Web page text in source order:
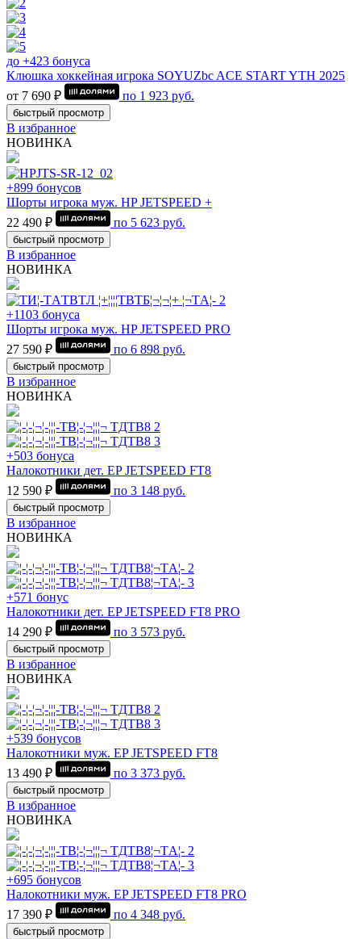
до +423 бонуса
Клюшка хоккейная игрока SOYUZbc ACE START YTH 2025
от 7 690 ₽
по 1 923 руб.
быстрый просмотр
В избранное
НОВИНКА
+899 бонусов
Шорты игрока муж. HP JETSPEED +
22 490 ₽
по 5 623 руб.
быстрый просмотр
В избранное
НОВИНКА
+1103 бонуса
Шорты игрока муж. HP JETSPEED PRO
27 590 ₽
по 6 898 руб.
быстрый просмотр
В избранное
НОВИНКА
+503 бонуса
Налокотники дет. EP JETSPEED FT8
12 590 ₽
по 3 148 руб.
быстрый просмотр
В избранное
НОВИНКА
+571 бонус
Налокотники дет. EP JETSPEED FT8 PRO
14 290 ₽
по 3 573 руб.
быстрый просмотр
В избранное
НОВИНКА
+539 бонусов
Налокотники муж. EP JETSPEED FT8
13 490 ₽
по 3 373 руб.
быстрый просмотр
В избранное
НОВИНКА
+695 бонусов
Налокотники муж. EP JETSPEED FT8 PRO
17 390 ₽
по 4 348 руб.
быстрый просмотр